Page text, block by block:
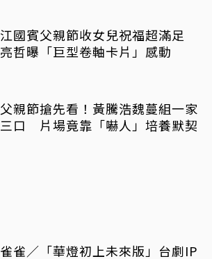
江國賓父親節收女兒祝福超滿足
亮哲曝「巨型卷軸卡片」感動
父親節搶先看！黃騰浩魏蔓組一家
三口 片場竟靠「嚇人」培養默契
雀雀／「華燈初上未來版」台劇IP